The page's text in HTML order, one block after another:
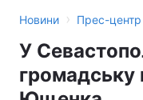
Новини › Прес-центр
У